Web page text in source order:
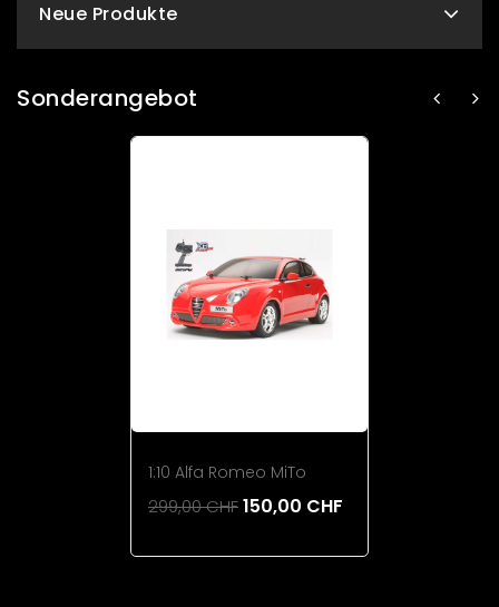
Neue Produkte
Sonderangebot
1:10 Alfa Romeo MiTo
299,00 CHF150,00 CHF